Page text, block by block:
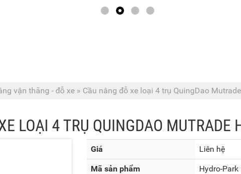
vận thăng - đỗ xe » Cầu nâng đỗ xe loại 4 trụ QuingDao
LOẠI 4 TRỤ QUINGDAO MUTRADE
Giá Liên hệ
Mã sản phẩm Hydro-Park